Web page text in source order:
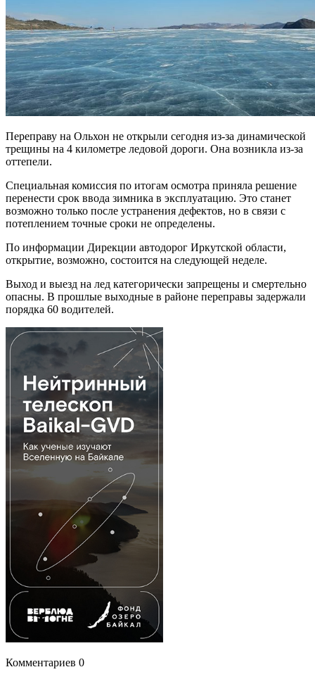
Переправу на Ольхон не открыли сегодня из-за динамической
трещины на 4 километре ледовой дороги. Она возникла из-за
оттепели.
Специальная комиссия по итогам осмотра приняла решение
перенести срок ввода зимника в эксплуатацию. Это станет
возможно только после устранения дефектов, но в связи с
потеплением точные сроки не определены.
По информации Дирекции автодорог Иркутской области,
открытие, возможно, состоится на следующей неделе.
Выход и выезд на лед категорически запрещены и смертельно
опасны. В прошлые выходные в районе переправы задержали
порядка 60 водителей.
Комментариев 0